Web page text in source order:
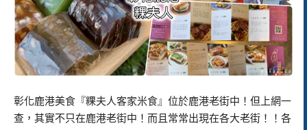
彰化鹿港美食『粿夫人客家米食』位於鹿港老街中！但上網一
查，其實不只在鹿港老街中！而且常常出現在各大老街！！各